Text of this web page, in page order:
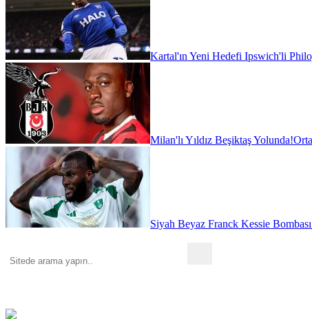
Kartal'ın Yeni Hedefi Ipswich'li
Milan'lı Yıldız Beşiktaş Yolunda!
Siyah Beyaz Franck Kessie